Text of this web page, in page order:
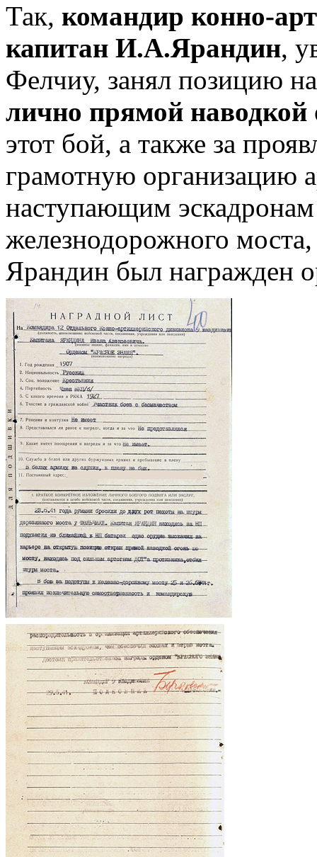
Так, командир конно-
капитан И.А.Ярандин,
Фелчиу, занял позицию
лично прямой наводкой
этот бой, а также за
грамотную организацию
наступающим эскадронам
железнодорожного
Ярандин был награжден